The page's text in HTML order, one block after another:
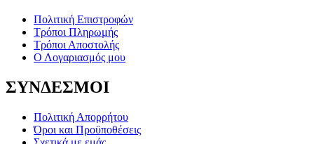
Πολιτική Επιστροφών
Τρόποι Πληρωμής
Τρόποι Αποστολής
Ο Λογαριασμός μου
ΣΥΝΔΕΣΜΟΙ
Πολιτική Απορρήτου
Όροι και Προϋποθέσεις